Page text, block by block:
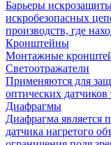
Барьеры
искробезопасных
производств, где
Кронштейны
Монтажные
Светоотражатели
Применяются для
оптических датчиков
Диафрагмы
Диафрагма является
датчика нагретого